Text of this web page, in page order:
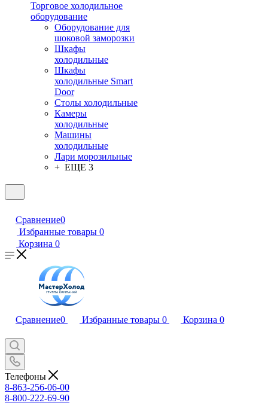
Торговое холодильное
оборудование
Оборудование для
шоковой заморозки
Шкафы
холодильные
Шкафы
холодильные Smart
Door
Столы холодильные
Камеры
холодильные
Машины
холодильные
Лари морозильные
+ ЕЩЕ 3
Сравнение0
Избранные товары 0
Корзина 0
Сравнение0 Избранные товары 0 Корзина 0
Телефоны
8-863-256-06-00
8-800-222-69-90